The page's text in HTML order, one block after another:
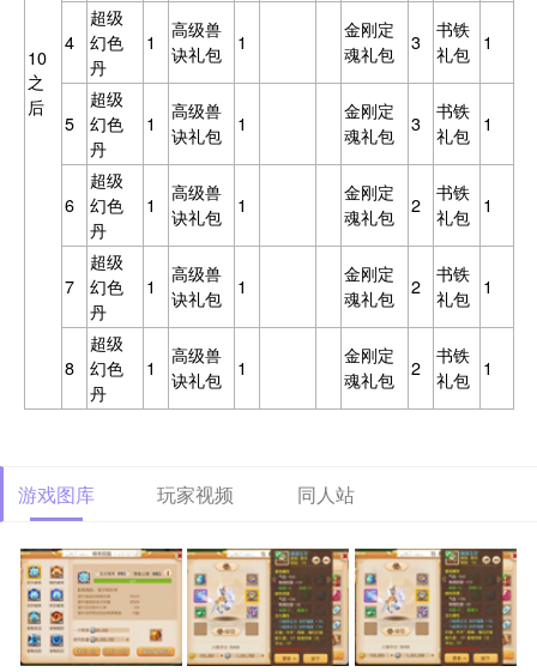
10
之
后
4
超级
幻色
丹
1
高级兽
诀礼包
1
金刚定
魂礼包
3
书铁
礼包 1
5
超级
幻色
丹
1
高级兽
诀礼包
1
金刚定
魂礼包
3
书铁
礼包 1
6
超级
幻色
丹
1
高级兽
诀礼包
1
金刚定
魂礼包
2
书铁
礼包 1
7
超级
幻色
丹
1
高级兽
诀礼包
1
金刚定
魂礼包
2
书铁
礼包 1
8
超级
幻色
丹
1
高级兽
诀礼包
1
金刚定
魂礼包
2
书铁
礼包 1
游戏图库 玩家视频 同人站